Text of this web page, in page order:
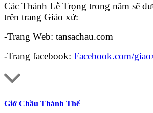
Các Thánh Lễ Trọng trong năm sẽ
trên trang Giáo xứ:
-Trang Web: tansachau.com
-Trang facebook: Facebook.com/
Giờ Chầu Thánh Thể